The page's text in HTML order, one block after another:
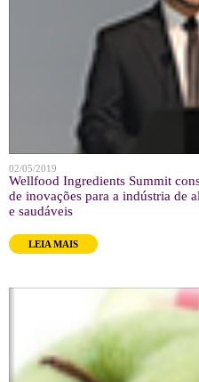
02/05/2019
Wellfood Ingredients Summit
de inovações para a indústria de
e saudáveis
LEIA MAIS